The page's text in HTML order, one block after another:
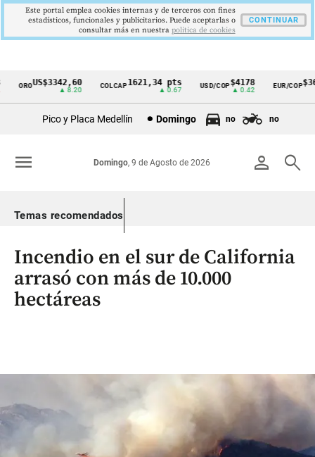
Cintillo
Colombia
OROUS$3342,60
▲ 8.20
COLCAP1621,34 pts
▲ 0.67
USD/COP$4178
▲ 0.42
EUR/COP
Pico y Placa Medellín Domingo no no
person search
Domingo, 9 de Agosto de 2026
menu
Temas recomendados
Incendio en el sur de California
arrasó con más de 10.000
hectáreas
Este portal emplea cookies internas y de terceros con fines
estadísticos, funcionales y publicitarios. Puede aceptarlas o
consultar más en nuestra politica de cookies
CONTINUAR